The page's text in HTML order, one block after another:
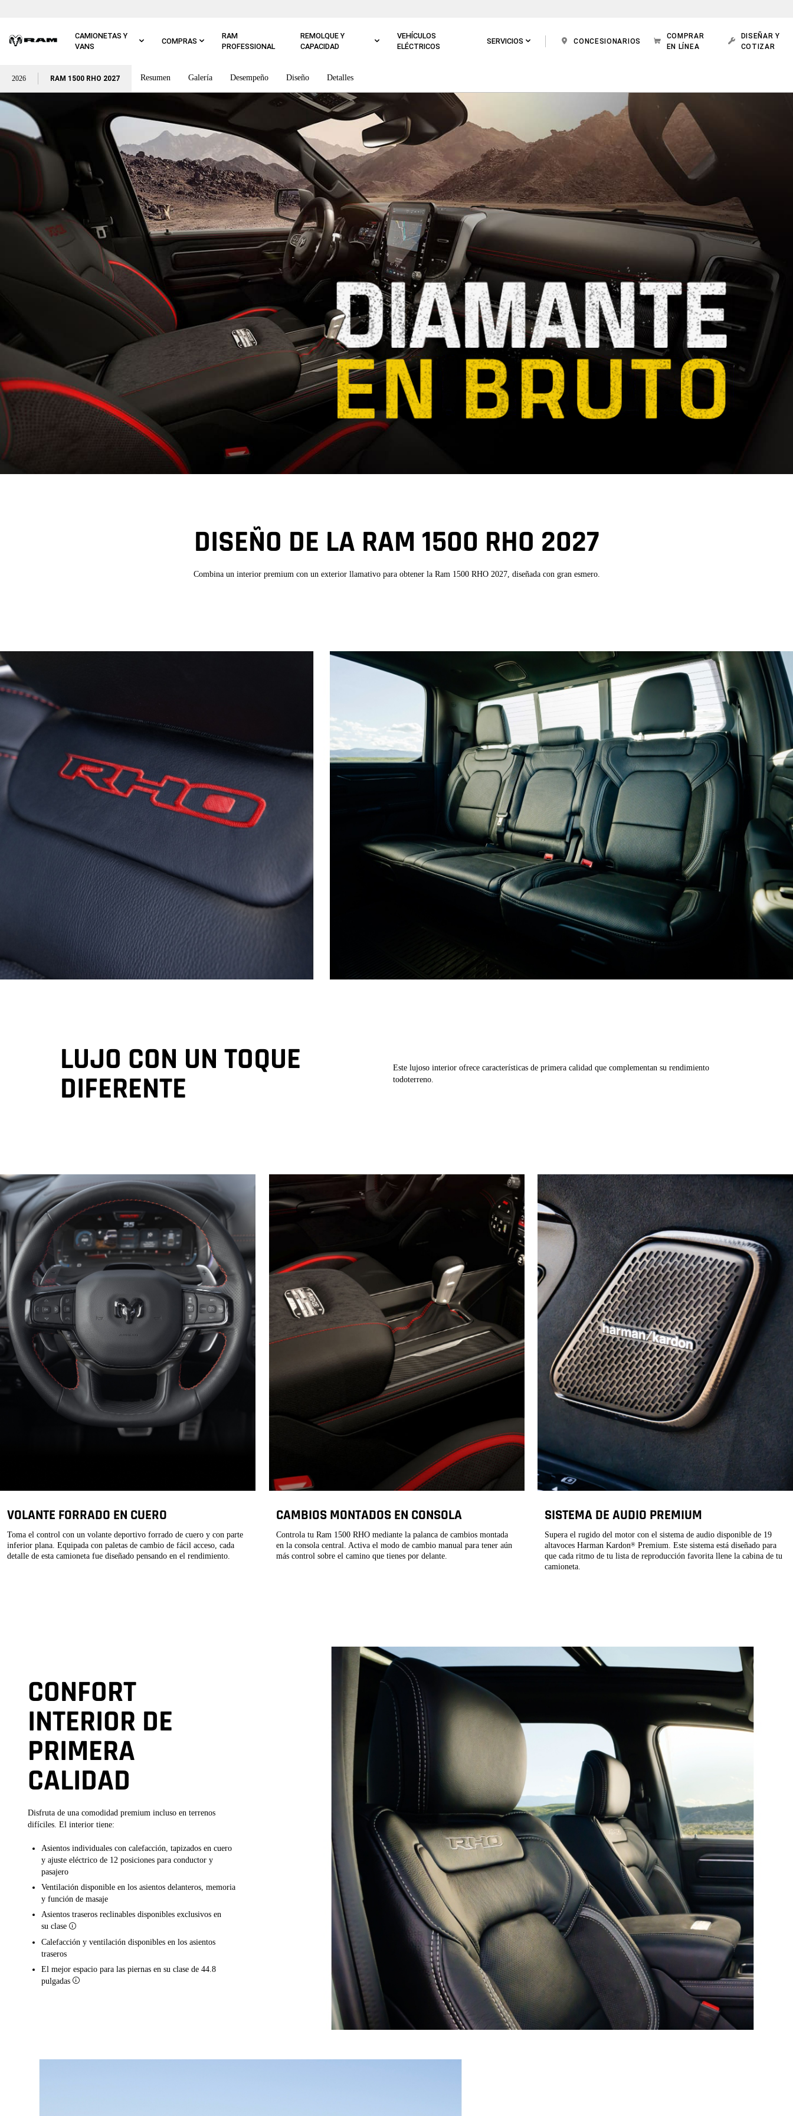
CAMIONETAS Y
VANS
COMPRAS
RAM
PROFESSIONAL
REMOLQUE Y
CAPACIDAD
VEHÍCULOS
ELÉCTRICOS
SERVICIOS CONCESIONARIOS
COMPRAR
EN LÍNEA
DISEÑAR Y
COTIZAR
2026 RAM 1500 RHO 2027 Resumen Galería Desempeño Diseño Detalles
DISEÑO DE LA RAM 1500 RHO 2027
Combina un interior premium con un exterior llamativo para obtener la Ram 1500 RHO 2027, diseñada con gran esmero.
LUJO CON UN TOQUE
DIFERENTE
Este lujoso interior ofrece características de primera calidad que complementan su rendimiento
todoterreno.
VOLANTE FORRADO EN CUERO
Toma el control con un volante deportivo forrado de cuero y con parte
inferior plana. Equipada con paletas de cambio de fácil acceso, cada
detalle de esta camioneta fue diseñado pensando en el rendimiento.
CAMBIOS MONTADOS EN CONSOLA
Controla tu Ram 1500 RHO mediante la palanca de cambios montada
en la consola central. Activa el modo de cambio manual para tener aún
más control sobre el camino que tienes por delante.
SISTEMA DE AUDIO PREMIUM
Supera el rugido del motor con el sistema de audio disponible de 19
altavoces Harman Kardon® Premium.​​​​​​​ Este sistema está diseñado para
que cada ritmo de tu lista de reproducción favorita llene la cabina de tu
camioneta.
CONFORT
INTERIOR DE
PRIMERA
CALIDAD
Disfruta de una comodidad premium incluso en terrenos
difíciles. El interior tiene:
Asientos individuales con calefacción, tapizados en cuero
y ajuste eléctrico de 12 posiciones para conductor y
pasajero
Ventilación disponible en los asientos delanteros, memoria
y función de masaje
Asientos traseros reclinables disponibles exclusivos en
su clase​​​​​​​
Disclosure
Calefacción y ventilación disponibles en los asientos
traseros
El mejor espacio para las piernas en su clase de 44.8
pulgadas​​​​​​​
Disclosure